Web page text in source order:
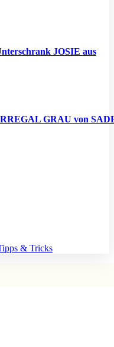
JOSIE aus
GRAU von
& Tricks